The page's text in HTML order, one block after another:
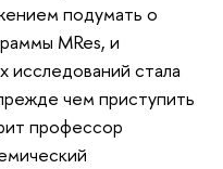
подумать о
MRes, и
исследований стала
чем приступить
профессор